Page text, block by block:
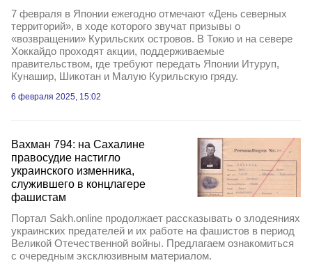
7 февраля в Японии ежегодно отмечают «День северных
территорий», в ходе которого звучат призывы о
«возвращении» Курильских островов. В Токио и на севере
Хоккайдо проходят акции, поддерживаемые
правительством, где требуют передать Японии Итуруп,
Кунашир, Шикотан и Малую Курильскую гряду.
6 февраля 2025, 15:02
Вахман 794: на Сахалине
правосудие настигло
украинского изменника,
служившего в концлагере
фашистам
Портал Sakh.online продолжает рассказывать о злодеяниях
украинских предателей и их работе на фашистов в период
Великой Отечественной войны. Предлагаем ознакомиться
с очередным эксклюзивным материалом.